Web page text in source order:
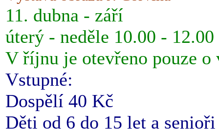
11. dubna - září
úterý - neděle 10.00 -
V říjnu je otevřeno pouze o
Vstupné:
Dospělí 40 Kč
Děti od 6 do 15 let a